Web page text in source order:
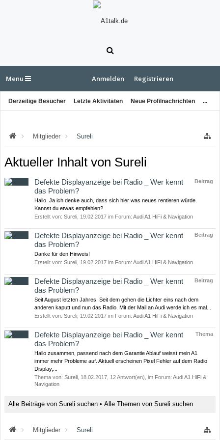
Menu
Derzeitige Besucher Letzte Aktivitäten Neue Profilnachrichten ...
Anmelden Registrieren
Mitglieder Sureli
Aktueller Inhalt von Sureli
Beitrag
Defekte Displayanzeige bei Radio _ Wer kennt
das Problem?
Hallo. Ja ich denke auch, dass sich hier was neues rentieren würde.
Kannst du etwas empfehlen?
Erstellt von: Sureli 19.02.2017 im Forum: Audi A1 HiFi & Navigation
Beitrag
Defekte Displayanzeige bei Radio _ Wer kennt
das Problem?
Danke für den Hinweis!
Erstellt von: Sureli 19.02.2017 im Forum: Audi A1 HiFi & Navigation
Beitrag
Defekte Displayanzeige bei Radio _ Wer kennt
das Problem?
Seit August letzten Jahres. Seit dem gehen die Lichter eins nach dem
anderen kaputt und nun das Radio. Mit der Mail an Audi werde ich es mal...
Erstellt von: Sureli 19.02.2017 im Forum: Audi A1 HiFi & Navigation
Thema
Defekte Displayanzeige bei Radio _ Wer kennt
das Problem?
Hallo zusammen, passend nach dem Garantie Ablauf weisst mein A1
immer mehr Probleme auf. Aktuell erscheinen Pixel Fehler auf dem Radio
Display,...
Thema von: Sureli 18.02.2017 , 12 Antwort(en), im Forum: Audi A1 HiFi &
Navigation
Alle Beiträge von Sureli suchen Alle Themen von Sureli suchen
Mitglieder Sureli